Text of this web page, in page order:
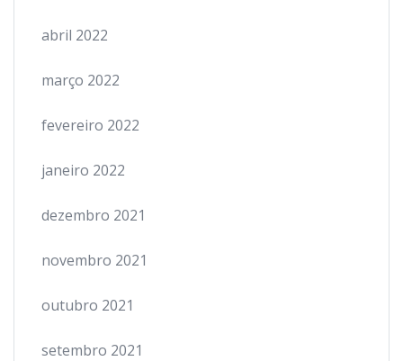
abril 2022
março 2022
fevereiro 2022
janeiro 2022
dezembro 2021
novembro 2021
outubro 2021
setembro 2021